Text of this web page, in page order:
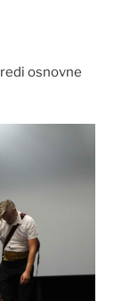
osnovne